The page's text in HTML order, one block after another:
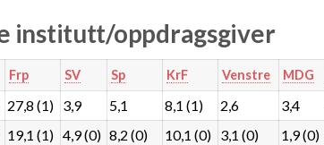
institutt/oppdragsgiver
Frp SV Sp KrF Venstre MDG
27,8 (1) 3,9 5,1 8,1 (1) 2,6 3,4
19,1 (1) 4,9 (0) 8,2 (0) 10,1 (0) 3,1 (0) 1,9 (0)